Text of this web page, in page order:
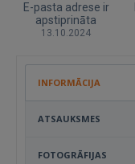
E-pasta adrese ir
apstiprināta
13.10.2024
INFORMĀCIJA
ATSAUKSMES
FOTOGRĀFIJAS